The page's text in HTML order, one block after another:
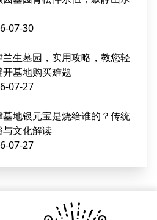
07-30
兰生墓园，实用攻略，教您轻
开墓地购买难题
07-27
墓地银元宝是烧给谁的？传统
与文化解读
07-27